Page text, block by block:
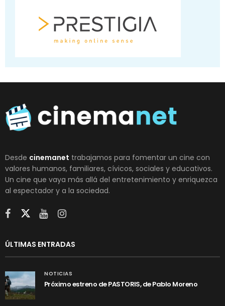
Desde cinemanet trabajamos para fomentar un cine con
valores humanos, familiares, cívicos, sociales y educativos.
Un cine que vaya más allá del entretenimiento y enriquezca
al espectador y a la sociedad.
ÚLTIMAS ENTRADAS
NOTICIAS
Próximo estreno de PASTORIS, de Pablo Moreno